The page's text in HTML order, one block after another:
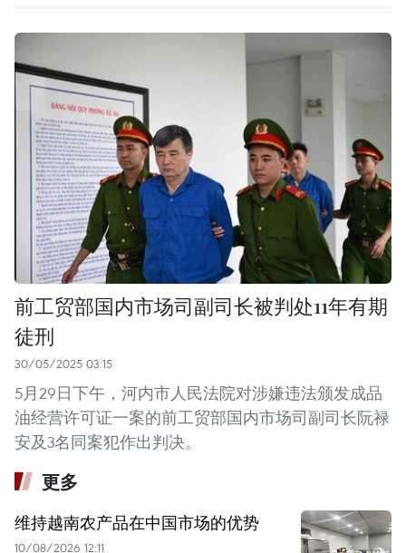
前工贸部国内市场司副司长被判处11年有期
徒刑
30/05/2025 03:15
5月29日下午，河内市人民法院对涉嫌违法颁发成品
油经营许可证一案的前工贸部国内市场司副司长阮禄
安及3名同案犯作出判决。
更多
维持越南农产品在中国市场的优势
10/08/2026 12:11